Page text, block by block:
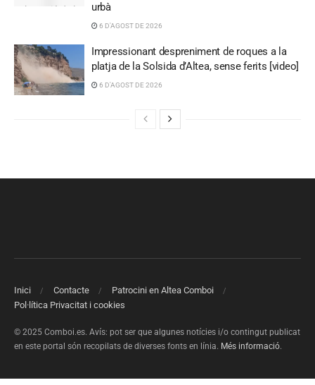
urbà
6 D'AGOST DE 2026
Impressionant despreniment de roques a la
platja de la Solsida d’Altea, sense ferits [video]
6 D'AGOST DE 2026
Inici Contacte
Patrocini en Altea Comboi
Pol·lítica Privacitat i cookies
© 2025 Comboi.es. Avís: pot ser que algunes notícies i/o contingut publicat
en este portal són recopilats de diverses fonts en línia. Més informació.